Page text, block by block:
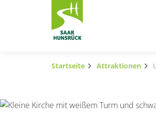
Zum Hauptinhalt springen
Startseite Attraktionen